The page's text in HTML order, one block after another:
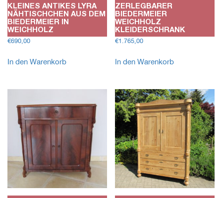
KLEINES ANTIKES LYRA
NÄHTISCHCHEN AUS DEM
BIEDERMEIER IN
WEICHHOLZ
€690,00
In den Warenkorb
ZERLEGBARER
BIEDERMEIER
WEICHHOLZ
KLEIDERSCHRANK
€1.765,00
In den Warenkorb